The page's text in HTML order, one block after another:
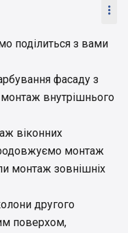

поділиться з вами
фасаду з
монтаж внутрішнього
віконних
монтаж
монтаж зовнішніх
другого
поверхом,